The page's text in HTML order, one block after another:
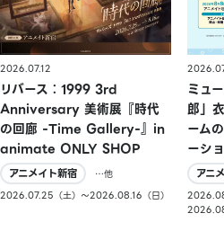
2026.07.12
リバース：1999 3rd
Anniversary 美術展『時代
の回廊 -Time Gallery-』in
animate ONLY SHOP
アニメイト新宿
…他
2026.07.25（土）〜2026.08.16（日）
ミュ
郎」
ーム
ーシ
アニ